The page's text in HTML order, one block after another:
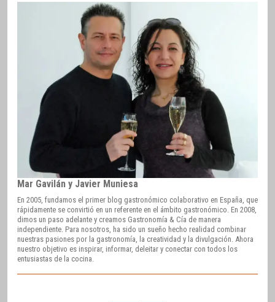
Mar Gavilán y Javier Muniesa
En 2005, fundamos el primer blog gastronómico colaborativo en España, que
rápidamente se convirtió en un referente en el ámbito gastronómico. En 2008,
dimos un paso adelante y creamos Gastronomía & Cía de manera
independiente. Para nosotros, ha sido un sueño hecho realidad combinar
nuestras pasiones por la gastronomía, la creatividad y la divulgación. Ahora
nuestro objetivo es inspirar, informar, deleitar y conectar con todos los
entusiastas de la cocina.